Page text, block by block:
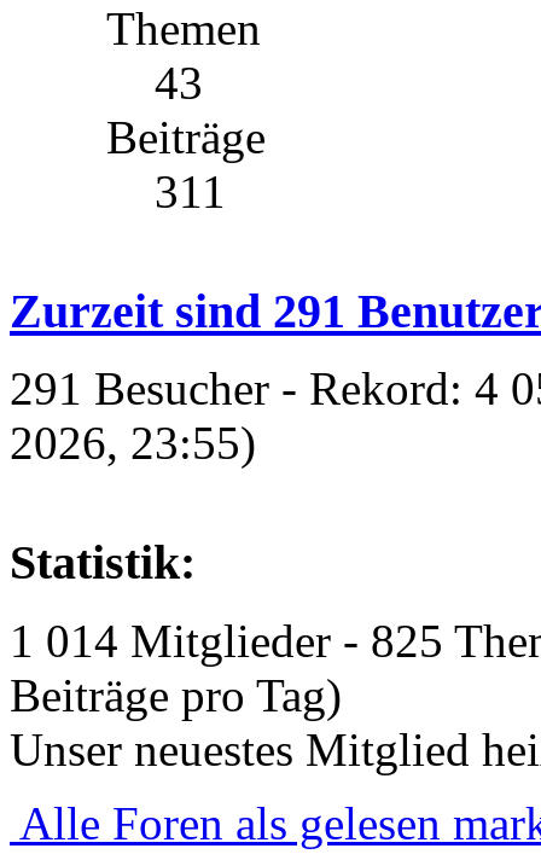
Themen
43
Beiträge
311
Zurzeit sind 291
291 Besucher - Rekord: 4
2026, 23:55)
Statistik:
1 014 Mitglieder - 825
Beiträge pro Tag)
Unser neuestes Mitglied
Alle Foren als gelesen